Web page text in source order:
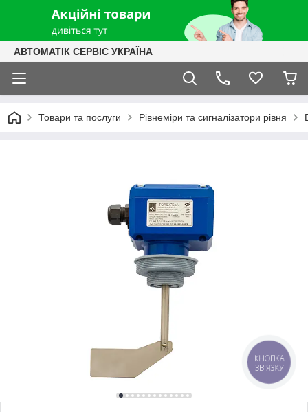
АВТОМАТІК СЕРВІС УКРАЇНА
Товари та послуги Рівнеміри та сигналізатори рівня
КНОПКА
ЗВ'ЯЗКУ